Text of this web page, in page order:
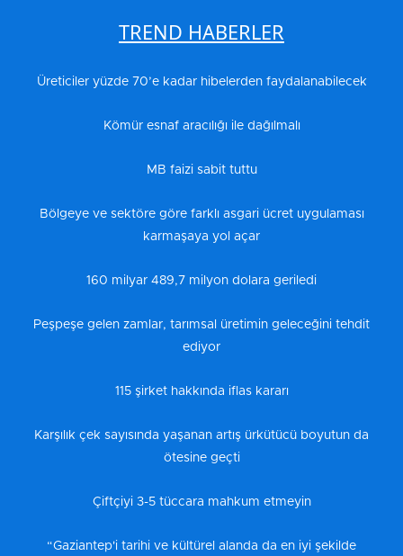
TREND HABERLER
Üreticiler yüzde 70’e kadar hibelerden faydalanabilecek
Kömür esnaf aracılığı ile dağılmalı
MB faizi sabit tuttu
Bölgeye ve sektöre göre farklı asgari ücret uygulaması
karmaşaya yol açar
160 milyar 489,7 milyon dolara geriledi
Peşpeşe gelen zamlar, tarımsal üretimin geleceğini tehdit
ediyor
115 şirket hakkında iflas kararı
Karşılık çek sayısında yaşanan artış ürkütücü boyutun da
ötesine geçti
Çiftçiyi 3-5 tüccara mahkum etmeyin
“Gaziantep'i tarihi ve kültürel alanda da en iyi şekilde